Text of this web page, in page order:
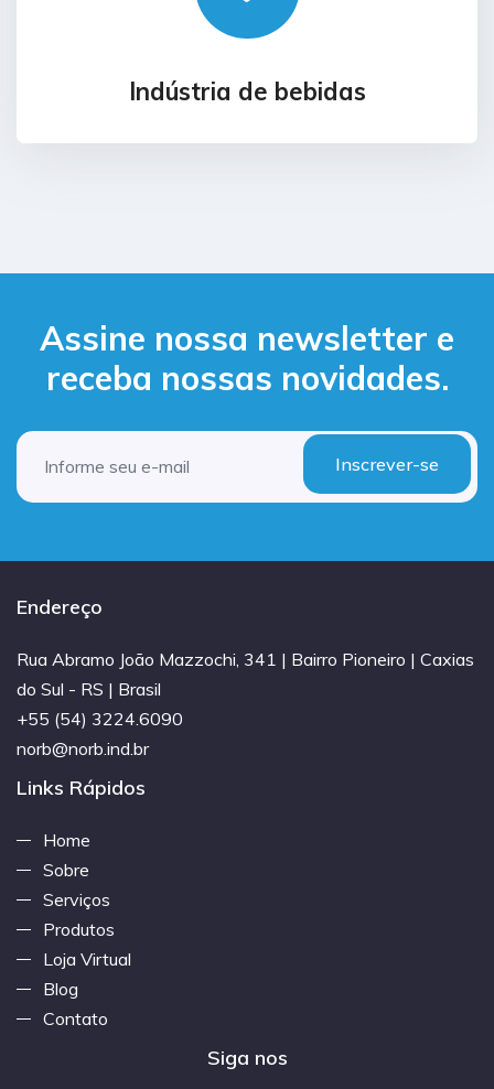
Indústria de bebidas
Assine nossa newsletter e
receba nossas novidades.
Inscrever-se
Endereço
Rua Abramo João Mazzochi, 341 | Bairro Pioneiro | Caxias
do Sul - RS | Brasil
+55 (54) 3224.6090
norb@norb.ind.br
Links Rápidos
Home
Sobre
Serviços
Produtos
Loja Virtual
Blog
Contato
Siga nos